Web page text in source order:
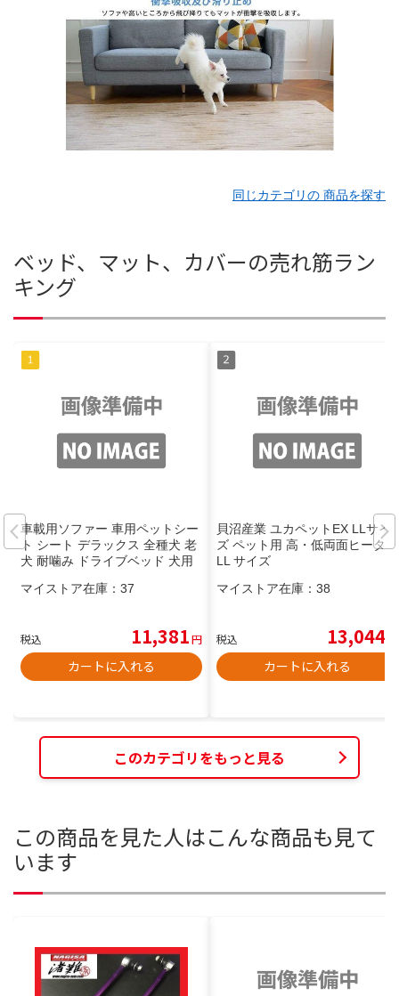
同じカテゴリの 商品を探す
ベッド、マット、カバーの売れ筋ラン
キング
車載用ソファー 車用ペットシー
ト シート デラックス 全種犬 老
犬 耐噛み ドライブベッド 犬用
ットシート 耐摩耗性 子犬
マイストア在庫： 37
税込 11,381円
カートに入れる
貝沼産業 ユカペットEX LLサイ
ズ ペット用 高・低両面ヒーター
LL サイズ
マイストア在庫： 38
税込 13,044
カートに入れる
このカテゴリをもっと見る
この商品を見た人はこんな商品も見て
います